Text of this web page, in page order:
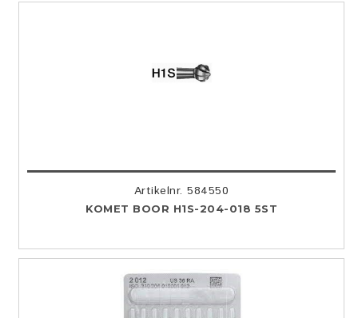
Artikelnr. 584550
KOMET BOOR H1S-204-018 5ST